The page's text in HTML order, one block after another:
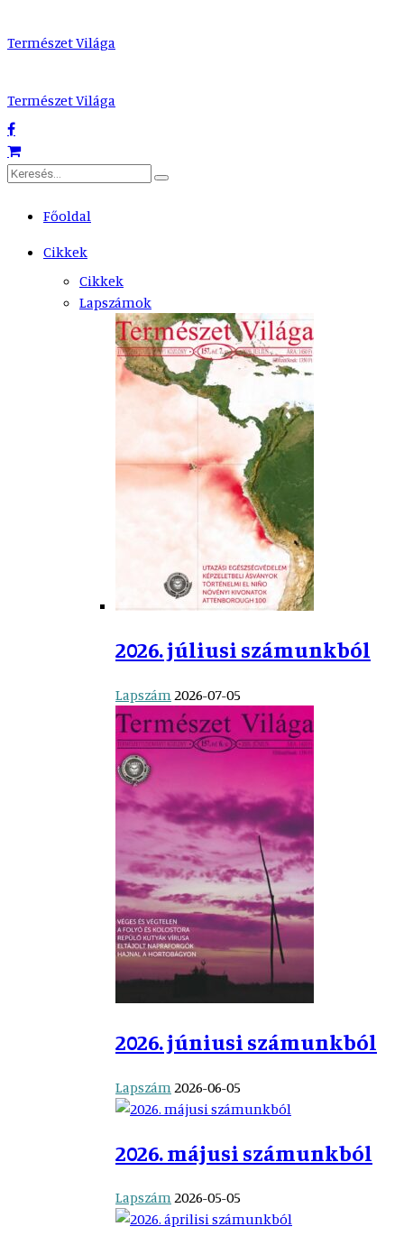
Természet Világa
Természet Világa
Főoldal
Cikkek
Cikkek
Lapszámok
2026. júliusi számunkból
Lapszám 2026-07-05
2026. júniusi számunkból
Lapszám 2026-06-05
2026. májusi számunkból
Lapszám2026-05-05